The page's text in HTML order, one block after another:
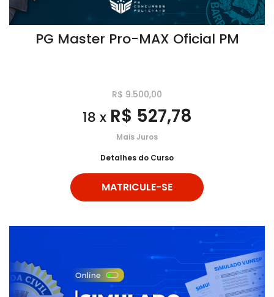
PG Master Pro-MAX Oficial PM
R$ 9.500,00
18 x R$ 527,78
Mais Juros
Detalhes do Curso
MATRICULE-SE